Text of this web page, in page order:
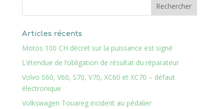
Articles récents
Motos 100 CH décret sur la puissance est signé
L’étendue de l’obligation de résultat du réparateur
Volvo S60, V60, S70, V70, XC60 et XC70 – défaut
électronique
Volkswagen Touareg incident au pédalier